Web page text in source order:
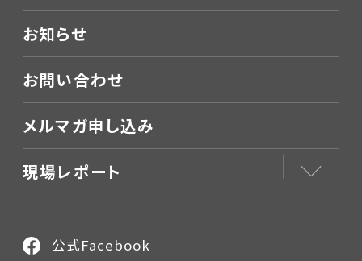
お知らせ
お問い合わせ
メルマガ申し込み
現場レポート
公式Facebook